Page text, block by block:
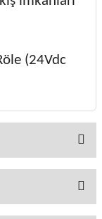
(24Vdc